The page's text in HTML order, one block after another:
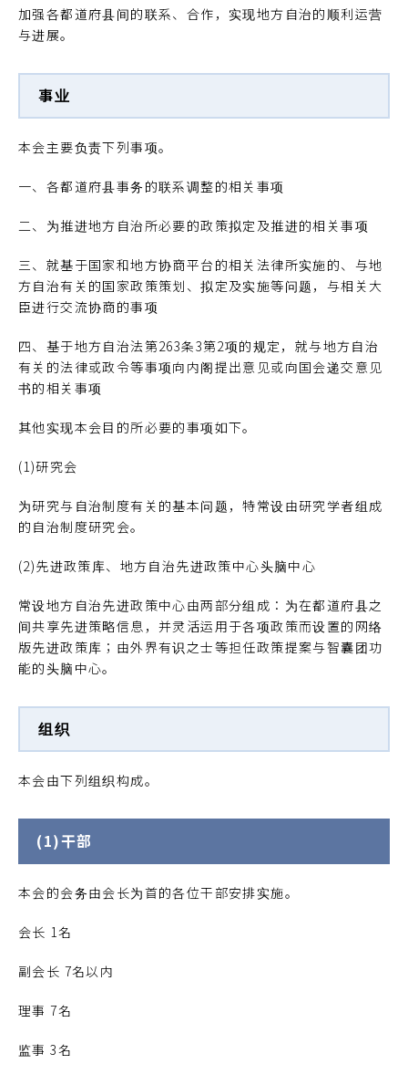
加强各都道府县间的联系、合作，实现地方自治的顺利运营
与进展。
事业
本会主要负责下列事项。
一、各都道府县事务的联系调整的相关事项
二、为推进地方自治所必要的政策拟定及推进的相关事项
三、就基于国家和地方协商平台的相关法律所实施的、与地
方自治有关的国家政策策划、拟定及实施等问题，与相关大
臣进行交流协商的事项
四、基于地方自治法第263条3第2项的规定，就与地方自治
有关的法律或政令等事项向内阁提出意见或向国会递交意见
书的相关事项
其他实现本会目的所必要的事项如下。
(1)研究会
为研究与自治制度有关的基本问题，特常设由研究学者组成
的自治制度研究会。
(2)先进政策库、地方自治先进政策中心头脑中心
常设地方自治先进政策中心由两部分组成：为在都道府县之
间共享先进策略信息，并灵活运用于各项政策而设置的网络
版先进政策库；由外界有识之士等担任政策提案与智囊团功
能的头脑中心。
组织
本会由下列组织构成。
(1)干部
本会的会务由会长为首的各位干部安排实施。
会长 1名
副会长 7名以内
理事 7名
监事 3名